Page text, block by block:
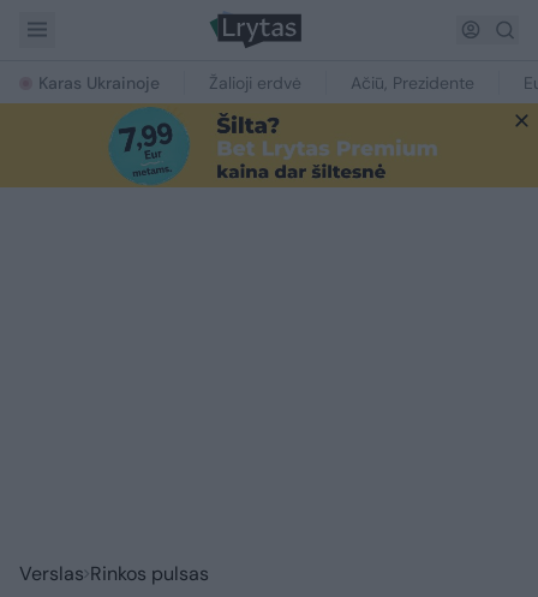
Karas Ukrainoje Žalioji erdvė Ačiū, Prezidente
Verslas Rinkos pulsas